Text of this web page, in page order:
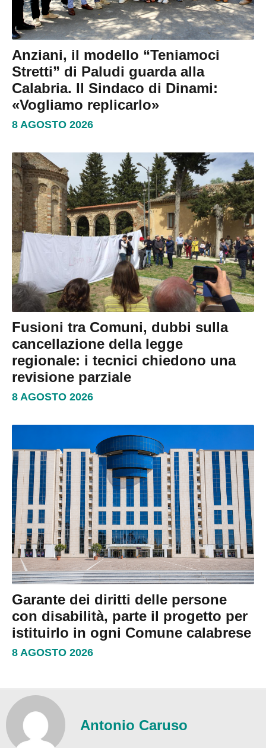
Anziani, il modello “Teniamoci
Stretti” di Paludi guarda alla
Calabria. Il Sindaco di Dinami:
«Vogliamo replicarlo»
8 AGOSTO 2026
Fusioni tra Comuni, dubbi sulla
cancellazione della legge
regionale: i tecnici chiedono una
revisione parziale
8 AGOSTO 2026
Garante dei diritti delle persone
con disabilità, parte il progetto per
istituirlo in ogni Comune calabrese
8 AGOSTO 2026
Antonio Caruso